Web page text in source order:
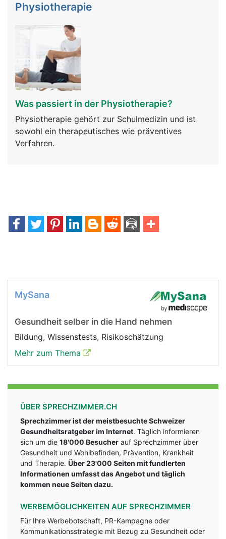
Physiotherapie
Was passiert in der Physiotherapie?
Physiotherapie gehört zur Schulmedizin und ist
sowohl ein therapeutisches wie präventives
Verfahren.
MySana
Gesundheit selber in die Hand nehmen
Bildung, Wissenstests, Risikoschätzung
Mehr zum Thema
ÜBER SPRECHZIMMER.CH
Sprechzimmer ist der meistbesuchte Schweizer
Gesundheitsratgeber im Internet. Täglich informieren
sich um die 18'000 Besucher auf Sprechzimmer über
Gesundheit und Wohlbefinden, Prävention, Krankheit
und Therapie. Über 23'000 Seiten mit fundlerten
Informationen umfasst das Angebot und täglich
kommen neue Seiten dazu.
WERBEMÖGLICHKEITEN AUF SPRECHZIMMER
Für Ihre Werbebotschaft, PR-Kampagne oder
Kommunikationsstrategie mit Bezug zu Gesundheit oder